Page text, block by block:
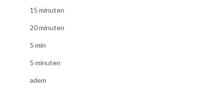
15 minuten
20 minuten
5 min
5 minuten
adem